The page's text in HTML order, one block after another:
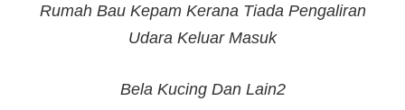
Rumah Bau Kepam Kerana Tiada Pengaliran
Udara Keluar Masuk
Bela Kucing Dan Lain2